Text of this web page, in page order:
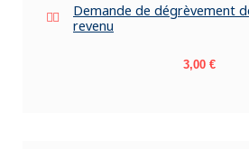
Demande de dégrèvement
revenu
Prix
3,00 €